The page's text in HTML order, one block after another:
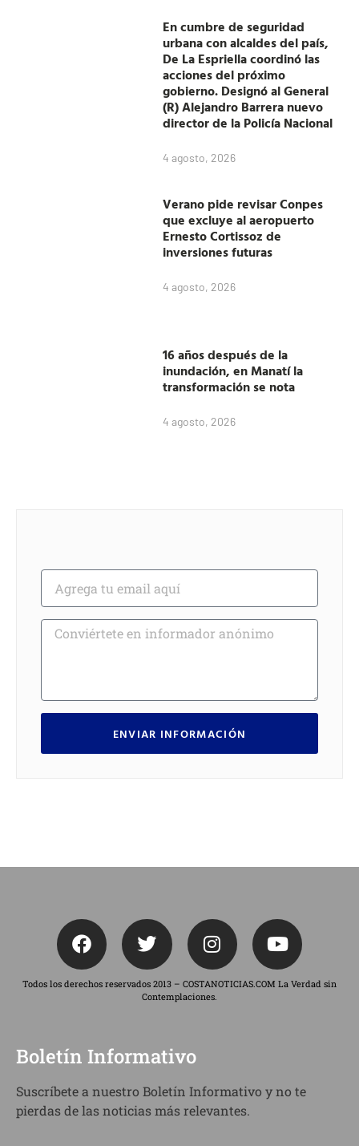
En cumbre de seguridad
urbana con alcaldes del país,
De La Espriella coordinó las
acciones del próximo
gobierno. Designó al General
(R) Alejandro Barrera nuevo
director de la Policía Nacional
4 agosto, 2026
Verano pide revisar Conpes
que excluye al aeropuerto
Ernesto Cortissoz de
inversiones futuras
4 agosto, 2026
16 años después de la
inundación, en Manatí la
transformación se nota
4 agosto, 2026
ENVIAR INFORMACIÓN
Todos los derechos reservados 2013 – COSTANOTICIAS.COM La Verdad sin
Contemplaciones.
Boletín Informativo
Suscríbete a nuestro Boletín Informativo y no te
pierdas de las noticias más relevantes.